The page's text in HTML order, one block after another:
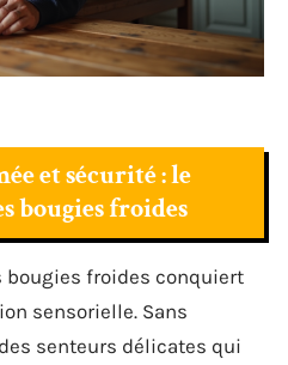
et sécurité : le
bougies froides
bougies froides conquiert
sensorielle. Sans
senteurs délicates qui